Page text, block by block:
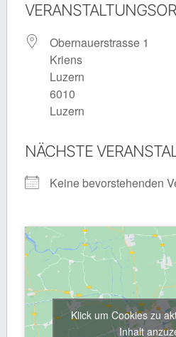
Obernauerstrasse 1
Kriens
Luzern
6010
Luzern
NÄCHSTE
Keine bevorstehenden
Klick um Cookies zu
Inhalt